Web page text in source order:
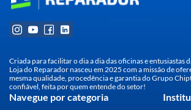
Criada para facilitar o dia a dia das oficinas e entusiastas
Loja do Reparador nasceu em 2025 com a missão de
mesma qualidade, procedência e garantia do Grupo
confiável, feita por quem entende do setor!
Navegue por categoria